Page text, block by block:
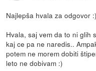
Najlepša hvala za odgovor :)
Hvala, saj vem da to ni glih
kaj ce pa ne naredis..
potem ne morem dobiti
leto ne dobivam :)